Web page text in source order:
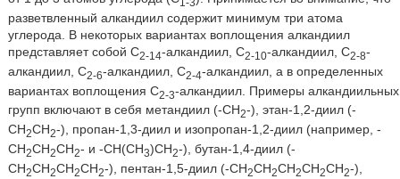
разветвленный алкандиил содержит минимум три атома
углерода. В некоторых вариантах воплощения алкандиил
представляет собой C2-14-алкандиил, C2-10-алкандиил, C2-8-
алкандиил, C2-6-алкандиил, C2-4-алкандиил, а в определенных
вариантах воплощения C2-3-алкандиил. Примеры алкандиильных
групп включают в себя метандиил (-CH2-), этан-1,2-диил (-
CH2CH2-), пропан-1,3-диил и изопропан-1,2-диил (например, -
CH2CH2CH2- и -CH(CH3)CH2-), бутан-1,4-диил (-
CH2CH2CH2CH2-), пентан-1,5-диил (-CH2CH2CH2CH2CH2-),